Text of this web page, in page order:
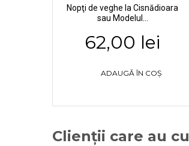
Nopţi de veghe la Cisnădioara
sau Modelul...
62,00 lei
ADAUGĂ ÎN COȘ
Clienții care au